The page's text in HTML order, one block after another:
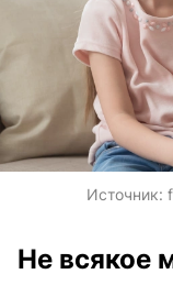
Источник:
Не всякое